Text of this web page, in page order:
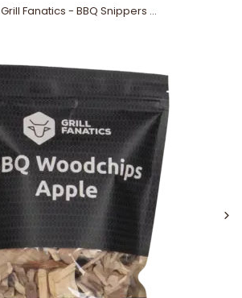
Grill Fanatics - BBQ Snippers ...